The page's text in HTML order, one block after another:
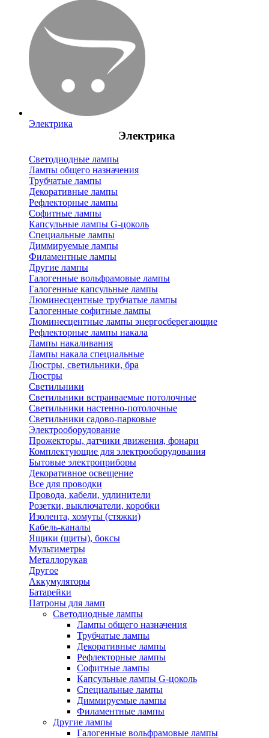
Электрика
Электрика
Светодиодные лампы
Лампы общего назначения
Трубчатые лампы
Декоративные лампы
Рефлекторные лампы
Софитные лампы
Капсульные лампы G-цоколь
Специальные лампы
Диммируемые лампы
Филаментные лампы
Другие лампы
Галогенные вольфрамовые лампы
Галогенные капсульные лампы
Люминесцентные трубчатые лампы
Галогенные софитные лампы
Люминесцентные лампы энергосберегающие
Рефлекторные лампы накала
Лампы накаливания
Лампы накала специальные
Люстры, светильники, бра
Люстры
Светильники
Светильники встраиваемые потолочные
Светильники настенно-потолочные
Светильники садово-парковые
Электрооборудование
Прожекторы, датчики движения, фонари
Комплектующие для электрооборудования
Бытовые электроприборы
Декоративное освещение
Все для проводки
Провода, кабели, удлинители
Розетки, выключатели, коробки
Изолента, хомуты (стяжки)
Кабель-каналы
Ящики (щиты), боксы
Мультиметры
Металлорукав
Другое
Аккумуляторы
Батарейки
Патроны для ламп
Светодиодные лампы
Лампы общего назначения
Трубчатые лампы
Декоративные лампы
Рефлекторные лампы
Софитные лампы
Капсульные лампы G-цоколь
Специальные лампы
Диммируемые лампы
Филаментные лампы
Другие лампы
Галогенные вольфрамовые лампы